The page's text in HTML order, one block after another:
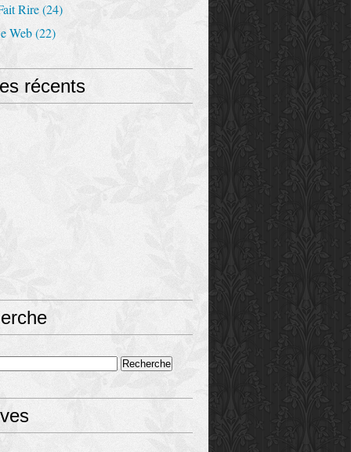
Rire(24)
Web(22)
récents